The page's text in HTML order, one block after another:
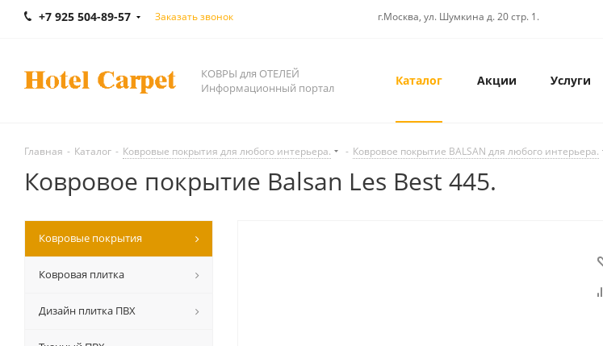
+7 925 504-89-57 Заказать звонок г.Москва, ул. Шумкина д. 20 стр. 1.
КОВРЫ для ОТЕЛЕЙ
Информационный портал
Каталог Акции Услуги
Главная - Каталог - Ковровые покрытия для любого интерьера. - Ковровое покрытие BALSAN для любого интерьера.
Ковровое покрытие Balsan Les Best 445.
Ковровые покрытия
Ковровая плитка
Дизайн плитка ПВХ